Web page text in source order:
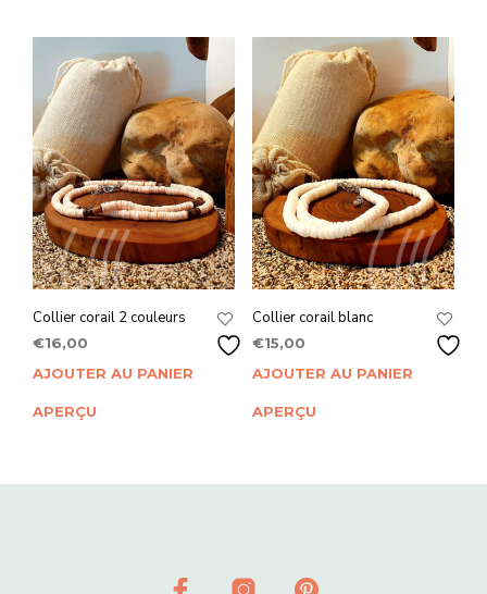
Collier corail 2 couleurs
€16,00
AJOUTER AU PANIER
APERÇU
Collier corail blanc
€15,00
AJOUTER AU PANIER
APERÇU